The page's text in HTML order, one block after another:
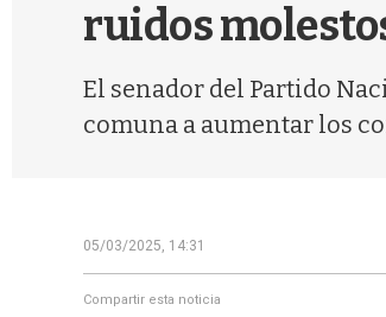
ruidos
El senador del Partido
comuna a aumentar los
05/03/2025, 14:31
Compartir esta noticia